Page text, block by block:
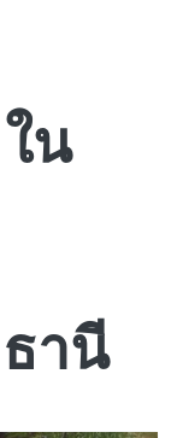
น
านี